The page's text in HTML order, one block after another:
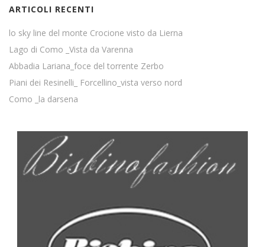
ARTICOLI RECENTI
lo sky line del monte Crocione visto da Lierna
Lago di Como _Vista da Varenna
Abbadia Lariana_foce del torrente Zerbo
Piani dei Resinelli_ Forcellino_vista verso nord
Como _la darsena